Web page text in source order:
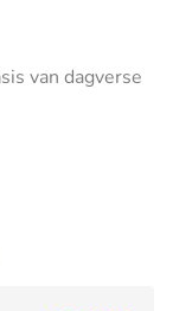
van dagverse